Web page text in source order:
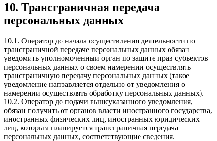
10. Трансграничная передача
персональных данных
10.1. Оператор до начала осуществления деятельности по
трансграничной передаче персональных данных обязан
уведомить уполномоченный орган по защите прав субъектов
персональных данных о своем намерении осуществлять
трансграничную передачу персональных данных (такое
уведомление направляется отдельно от уведомления о
намерении осуществлять обработку персональных данных).
10.2. Оператор до подачи вышеуказанного уведомления,
обязан получить от органов власти иностранного государства,
иностранных физических лиц, иностранных юридических
лиц, которым планируется трансграничная передача
персональных данных, соответствующие сведения.